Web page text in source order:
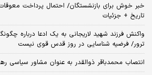
خبر خوش برای بازنشستگان/ احتمال پرداخت
تاریخ + جزئیات
واکنش فرزند شهید لاریجانی به یک ادعا درباره
ترور/ فرضیه شناسایی در روز قدس قوی نیست
انتصاب محمدباقر ذوالقدر به عنوان مشاور سیاسی